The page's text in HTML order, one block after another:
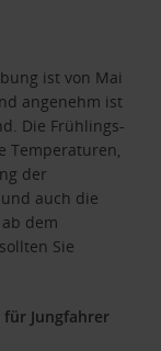
ist von Mai
angenehm ist
Die Frühlings-
Temperaturen,
der
auch die
dem
Sie
für Jungfahrer